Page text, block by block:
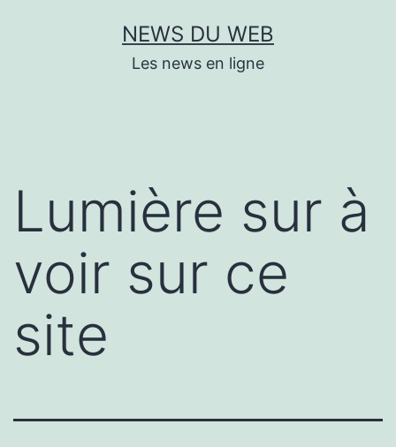
NEWS DU WEB
Les news en ligne
Lumière sur à
voir sur ce
site